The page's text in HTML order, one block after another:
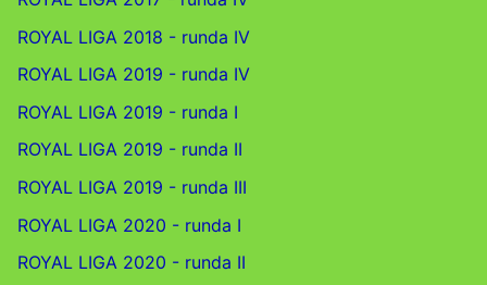
ROYAL LIGA 2018 - runda IV
ROYAL LIGA 2019 - runda IV
ROYAL LIGA 2019 - runda I
ROYAL LIGA 2019 - runda II
ROYAL LIGA 2019 - runda III
ROYAL LIGA 2020 - runda I
ROYAL LIGA 2020 - runda II